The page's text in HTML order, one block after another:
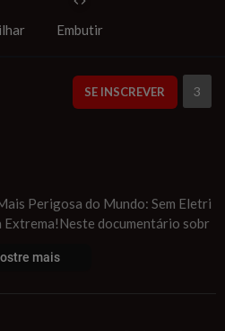
Embutir
SE INSCREVER 3
Perigosa do Mundo: Sem Eletri
Extrema!Neste documentário sobr
a vida no Bangladesh,
mais